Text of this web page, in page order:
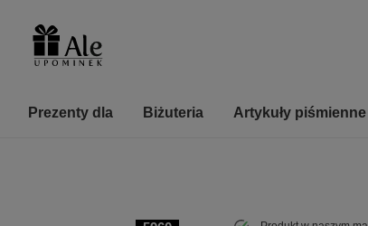
Prezenty dla Biżuteria Artykuły piśmienne